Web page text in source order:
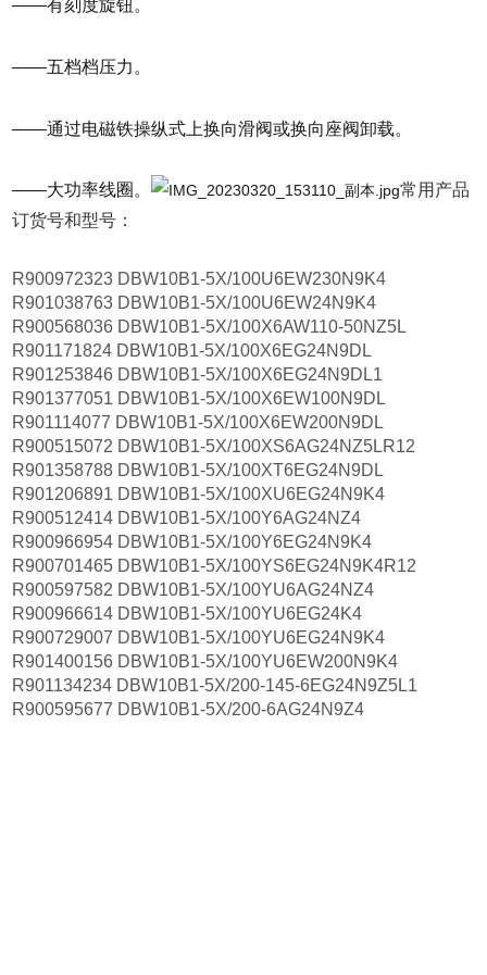
——有刻度旋钮。
——五档档压力。
——通过电磁铁操纵式上换向滑阀或换向座阀卸载。
——大功率线圈。
常用产品
订货号和型号：
R900972323 DBW10B1-5X/100U6EW230N9K4
R901038763 DBW10B1-5X/100U6EW24N9K4
R900568036 DBW10B1-5X/100X6AW110-50NZ5L
R901171824 DBW10B1-5X/100X6EG24N9DL
R901253846 DBW10B1-5X/100X6EG24N9DL1
R901377051 DBW10B1-5X/100X6EW100N9DL
R901114077 DBW10B1-5X/100X6EW200N9DL
R900515072 DBW10B1-5X/100XS6AG24NZ5LR12
R901358788 DBW10B1-5X/100XT6EG24N9DL
R901206891 DBW10B1-5X/100XU6EG24N9K4
R900512414 DBW10B1-5X/100Y6AG24NZ4
R900966954 DBW10B1-5X/100Y6EG24N9K4
R900701465 DBW10B1-5X/100YS6EG24N9K4R12
R900597582 DBW10B1-5X/100YU6AG24NZ4
R900966614 DBW10B1-5X/100YU6EG24K4
R900729007 DBW10B1-5X/100YU6EG24N9K4
R901400156 DBW10B1-5X/100YU6EW200N9K4
R901134234 DBW10B1-5X/200-145-6EG24N9Z5L1
R900595677 DBW10B1-5X/200-6AG24N9Z4